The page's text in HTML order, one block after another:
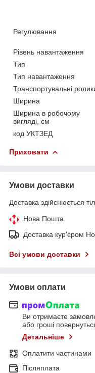
Регулювання
Рівень навантаження
Тип
Тип навантаження
Транспортувальні
Ширина
Ширина в робочому
вигляді, см
код УКТЗЕД
Приховати
Умови доставки
Доставка здійснюється
Нова Пошта
Доставка кур'єром
Всі умови доставки
Умови оплати
Ви отримаєте
або гроші
Детальніше
Оплатити частинами
Післяплата